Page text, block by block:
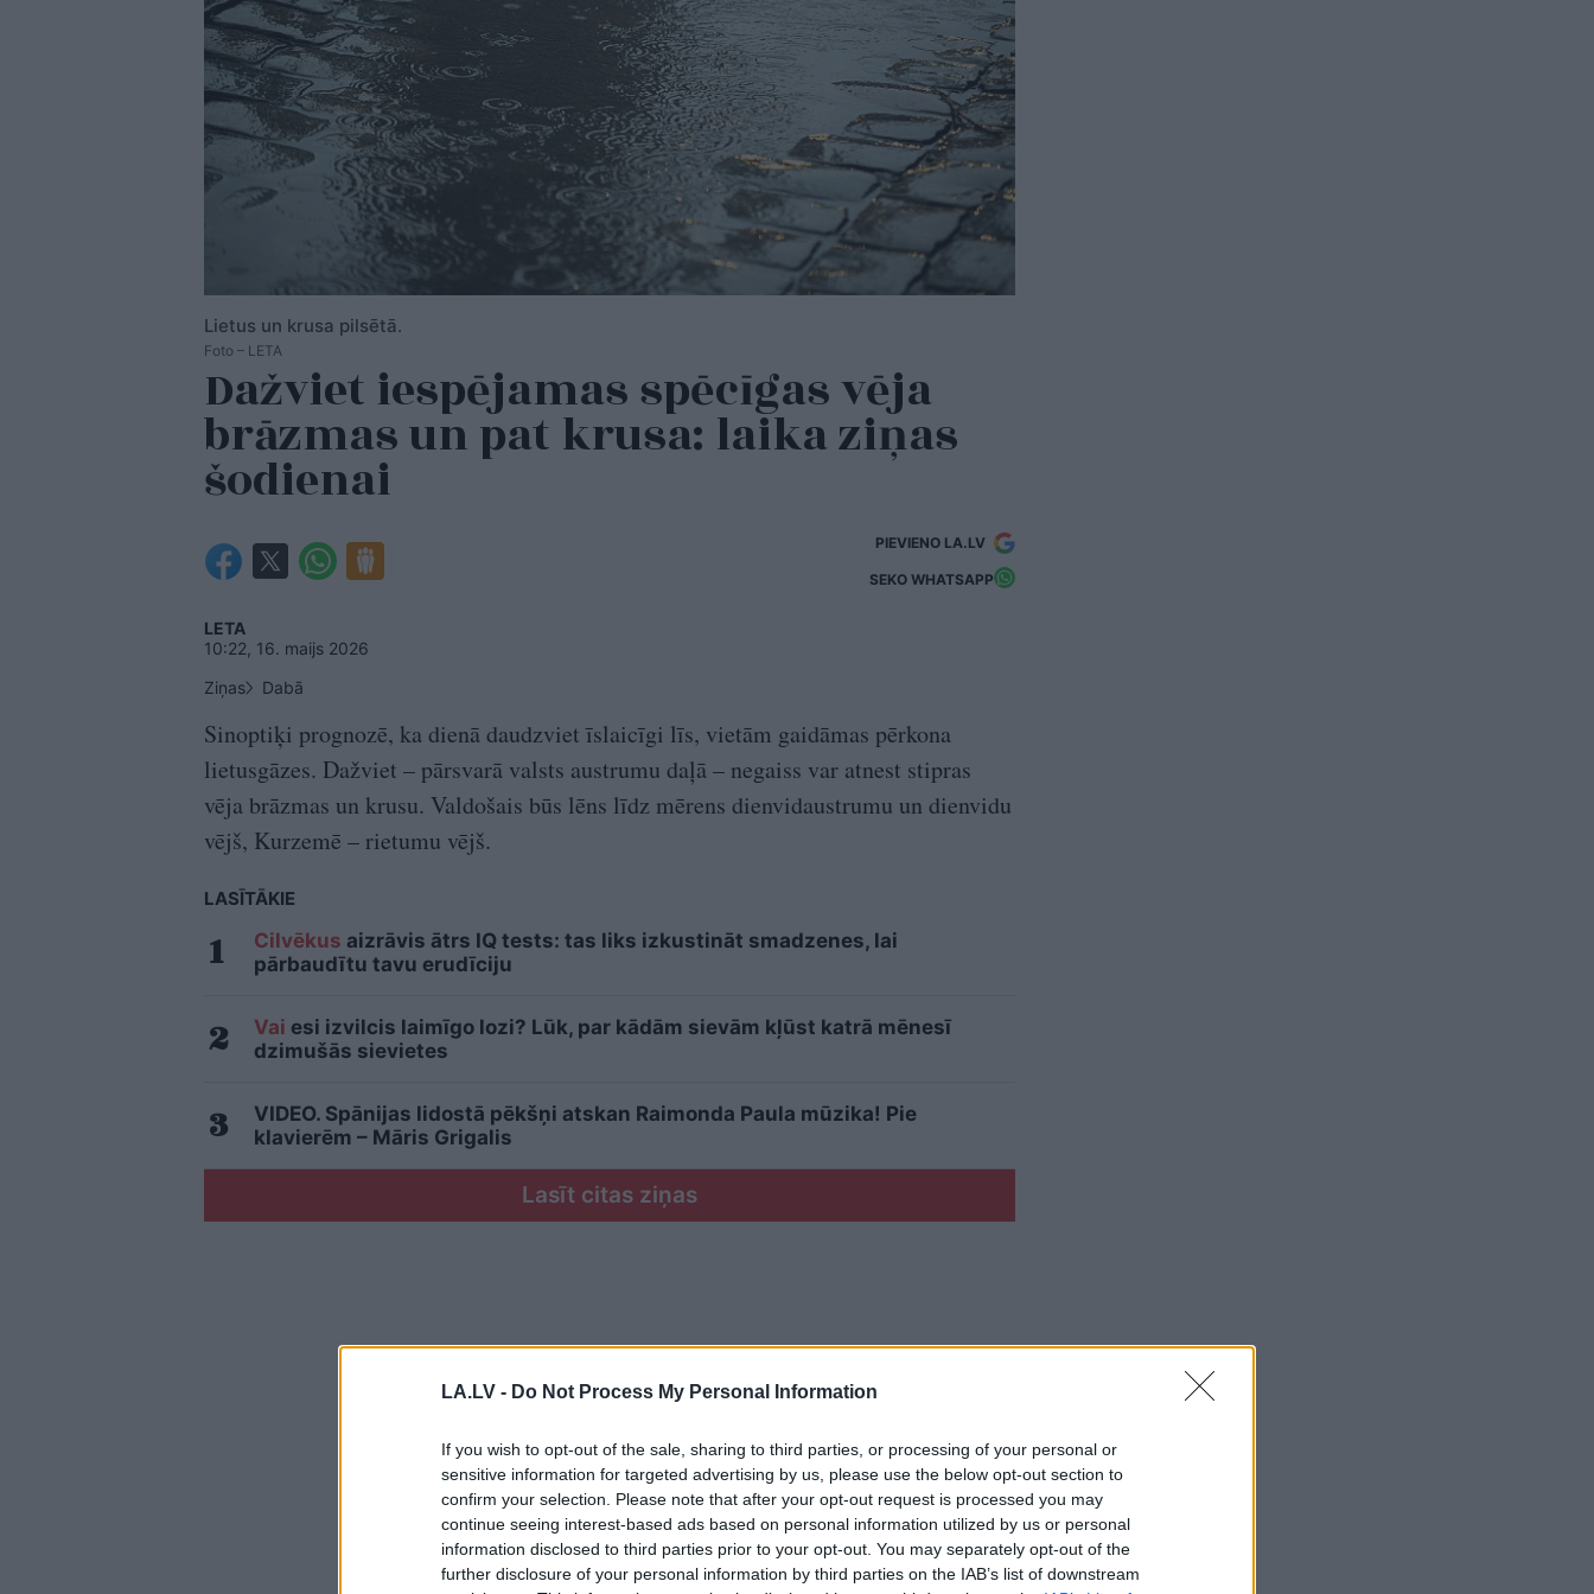
LA.LV - Do Not Process My Personal Information
If you wish to opt-out of the sale, sharing to third parties, or processing of your personal or
sensitive information for targeted advertising by us, please use the below opt-out section to
confirm your selection. Please note that after your opt-out request is processed you may
continue seeing interest-based ads based on personal information utilized by us or personal
information disclosed to third parties prior to your opt-out. You may separately opt-out of the
further disclosure of your personal information by third parties on the IAB’s list of downstream
Lietus un krusa pilsētā.
Foto – LETA
Dažviet iespējamas spēcīgas vēja
brāzmas un pat krusa: laika ziņas
šodienai
PIEVIENO LA.LV
SEKO WHATSAPP
LETA
10:22, 16. maijs 2026
Ziņas
Dabā
Sinoptiķi prognozē, ka dienā daudzviet īslaicīgi līs, vietām gaidāmas pērkona
lietusgāzes. Dažviet – pārsvarā valsts austrumu daļā – negaiss var atnest stipras
vēja brāzmas un krusu. Valdošais būs lēns līdz mērens dienvidaustrumu un dienvidu
vējš, Kurzemē – rietumu vējš.
LASĪTĀKIE
Cilvēkus aizrāvis ātrs IQ tests: tas liks izkustināt smadzenes, lai
pārbaudītu tavu erudīciju
Vai esi izvilcis laimīgo lozi? Lūk, par kādām sievām kļūst katrā mēnesī
dzimušās sievietes
VIDEO. Spānijas lidostā pēkšņi atskan Raimonda Paula mūzika! Pie
klavierēm – Māris Grigalis
Lasīt citas ziņas